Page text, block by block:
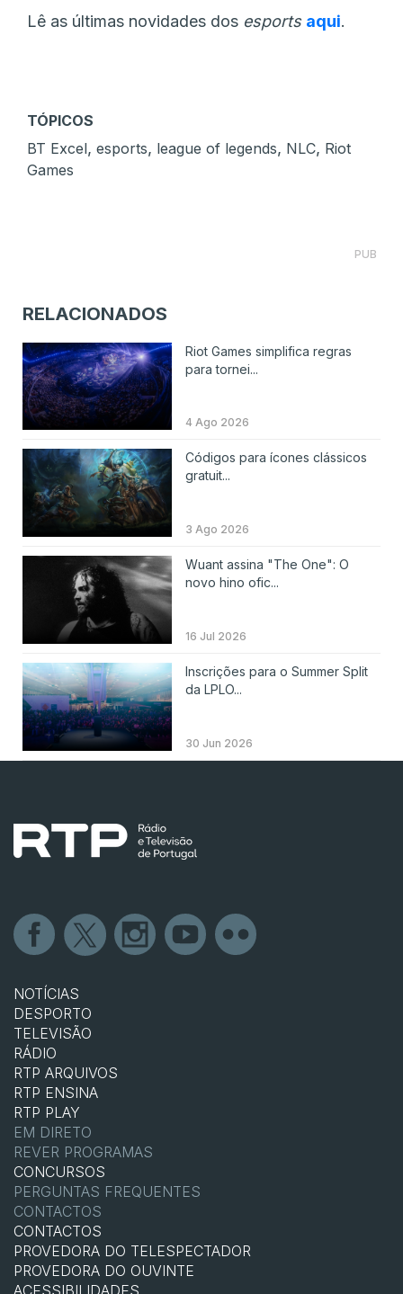
Lê as últimas novidades dos esports aqui.
TÓPICOS
BT Excel, esports, league of legends, NLC, Riot
Games
PUB
RELACIONADOS
Riot Games simplifica regras
para tornei...
4 Ago 2026
Códigos para ícones clássicos
gratuit...
3 Ago 2026
Wuant assina "The One": O
novo hino ofic...
16 Jul 2026
Inscrições para o Summer Split
da LPLO...
30 Jun 2026
NOTÍCIAS
DESPORTO
TELEVISÃO
RÁDIO
RTP ARQUIVOS
RTP ENSINA
RTP PLAY
EM DIRETO
REVER PROGRAMAS
CONCURSOS
PERGUNTAS FREQUENTES
CONTACTOS
CONTACTOS
PROVEDORA DO TELESPECTADOR
PROVEDORA DO OUVINTE
ACESSIBILIDADES